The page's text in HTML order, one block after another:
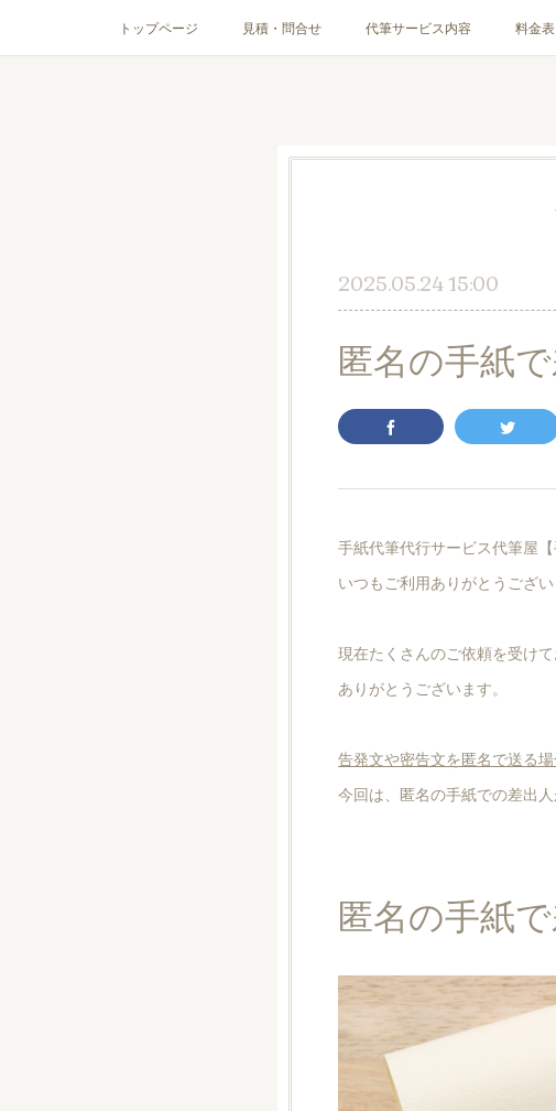
トップページ 見積・問合せ 代筆サービス内容 料金表
2025.05.24 15:00
匿名の手紙
手紙代筆代行サービス代筆屋【
いつもご利用ありがとうござい
現在たくさんのご依頼を受けて
ありがとうございます。
告発文や密告文を匿名で送る
今回は、匿名の手紙での差出
匿名の手紙